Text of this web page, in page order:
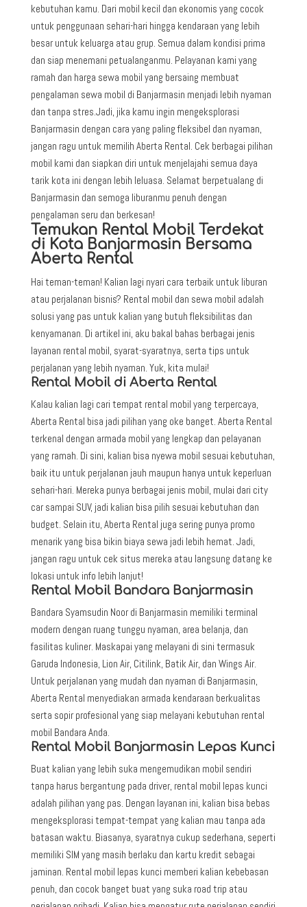
kebutuhan kamu. Dari mobil kecil dan ekonomis yang cocok
untuk penggunaan sehari-hari hingga kendaraan yang lebih
besar untuk keluarga atau grup. Semua dalam kondisi prima
dan siap menemani petualanganmu. Pelayanan kami yang
ramah dan harga sewa mobil yang bersaing membuat
pengalaman sewa mobil di Banjarmasin menjadi lebih nyaman
dan tanpa stres. Jadi, jika kamu ingin mengeksplorasi
Banjarmasin dengan cara yang paling fleksibel dan nyaman,
jangan ragu untuk memilih Aberta Rental. Cek berbagai pilihan
mobil kami dan siapkan diri untuk menjelajahi semua daya
tarik kota ini dengan lebih leluasa. Selamat berpetualang di
Banjarmasin dan semoga liburanmu penuh dengan
pengalaman seru dan berkesan!
Temukan Rental Mobil Terdekat
di Kota Banjarmasin Bersama
Aberta Rental
Hai teman-teman! Kalian lagi nyari cara terbaik untuk liburan
atau perjalanan bisnis? Rental mobil dan sewa mobil adalah
solusi yang pas untuk kalian yang butuh fleksibilitas dan
kenyamanan. Di artikel ini, aku bakal bahas berbagai jenis
layanan rental mobil, syarat-syaratnya, serta tips untuk
perjalanan yang lebih nyaman. Yuk, kita mulai!
Rental Mobil di Aberta Rental
Kalau kalian lagi cari tempat rental mobil yang terpercaya,
Aberta Rental bisa jadi pilihan yang oke banget. Aberta Rental
terkenal dengan armada mobil yang lengkap dan pelayanan
yang ramah. Di sini, kalian bisa nyewa mobil sesuai kebutuhan,
baik itu untuk perjalanan jauh maupun hanya untuk keperluan
sehari-hari. Mereka punya berbagai jenis mobil, mulai dari city
car sampai SUV, jadi kalian bisa pilih sesuai kebutuhan dan
budget. Selain itu, Aberta Rental juga sering punya promo
menarik yang bisa bikin biaya sewa jadi lebih hemat. Jadi,
jangan ragu untuk cek situs mereka atau langsung datang ke
lokasi untuk info lebih lanjut!
Rental Mobil Bandara Banjarmasin
Bandara Syamsudin Noor di Banjarmasin memiliki terminal
modern dengan ruang tunggu nyaman, area belanja, dan
fasilitas kuliner. Maskapai yang melayani di sini termasuk
Garuda Indonesia, Lion Air, Citilink, Batik Air, dan Wings Air.
Untuk perjalanan yang mudah dan nyaman di Banjarmasin,
Aberta Rental menyediakan armada kendaraan berkualitas
serta sopir profesional yang siap melayani kebutuhan rental
mobil Bandara Anda.
Rental Mobil Banjarmasin Lepas Kunci
Buat kalian yang lebih suka mengemudikan mobil sendiri
tanpa harus bergantung pada driver, rental mobil lepas kunci
adalah pilihan yang pas. Dengan layanan ini, kalian bisa bebas
mengeksplorasi tempat-tempat yang kalian mau tanpa ada
batasan waktu. Biasanya, syaratnya cukup sederhana, seperti
memiliki SIM yang masih berlaku dan kartu kredit sebagai
jaminan. Rental mobil lepas kunci memberi kalian kebebasan
penuh, dan cocok banget buat yang suka road trip atau